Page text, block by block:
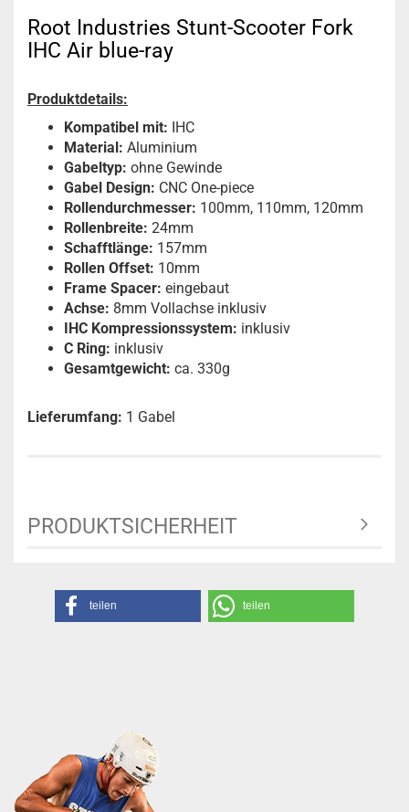
Root Industries Stunt-Scooter Fork
IHC Air blue-ray
Produktdetails:
Kompatibel mit: IHC
Material: Aluminium
Gabeltyp: ohne Gewinde
Gabel Design: CNC One-piece
Rollendurchmesser: 100mm, 110mm, 120mm
Rollenbreite: 24mm
Schafftlänge: 157mm
Rollen Offset: 10mm
Frame Spacer: eingebaut
Achse: 8mm Vollachse inklusiv
IHC Kompressionssystem: inklusiv
C Ring: inklusiv
Gesamtgewicht: ca. 330g
Lieferumfang: 1 Gabel
PRODUKTSICHERHEIT
teilen teilen